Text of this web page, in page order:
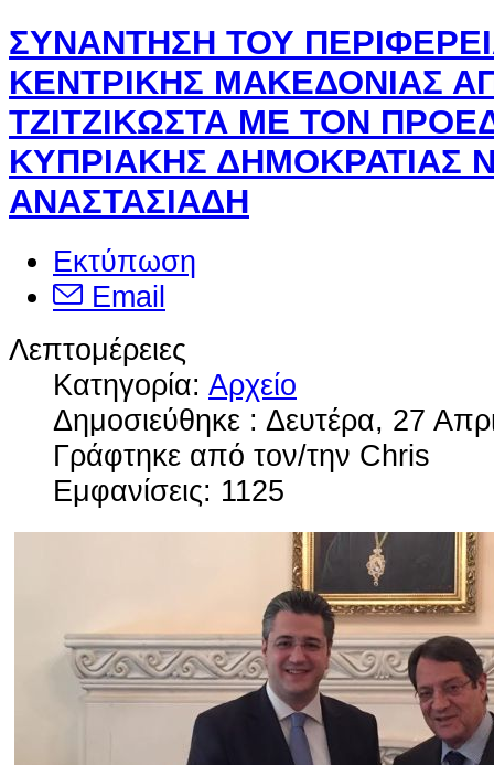
ΣΥΝΑΝΤΗΣΗ ΤΟΥ
ΚΕΝΤΡΙΚΗΣ ΜΑΚΕΔΟΝΙΑΣ
ΤΖΙΤΖΙΚΩΣΤΑ ΜΕ ΤΟΝ
ΚΥΠΡΙΑΚΗΣ ΔΗΜΟΚΡΑΤΙΑΣ
ΑΝΑΣΤΑΣΙΑΔΗ
Εκτύπωση
Email
Λεπτομέρειες
Κατηγορία: Αρχείο
Δημοσιεύθηκε : Δευτέρα, 27
Γράφτηκε από τον/την Chris
Εμφανίσεις: 1125